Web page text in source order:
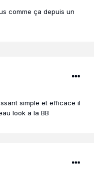
comme ça depuis un
simple et efficace il
look a la BB